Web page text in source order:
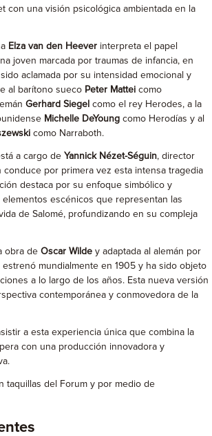
con una visión psicológica ambientada en la
Elza van den Heever interpreta el papel
joven marcada por traumas de infancia, en
aclamada por su intensidad emocional y
al barítono sueco Peter Mattei como
Gerhard Siegel como el rey Herodes, a la
Michelle DeYoung como Herodías y al
como Narraboth.
a cargo de Yannick Nézet-Séguin, director
conduce por primera vez esta intensa tragedia
destaca por su enfoque simbólico y
escénicos que representan las
de Salomé, profundizando en su compleja
obra deOscar Wilde y adaptada al alemán por
estrenó mundialmente en 1905 y ha sido objeto
a lo largo de los años. Esta nueva versión
contemporánea y conmovedora de la
a esta experiencia única que combina la
con una producción innovadora y
taquillas del Forum y por medio de